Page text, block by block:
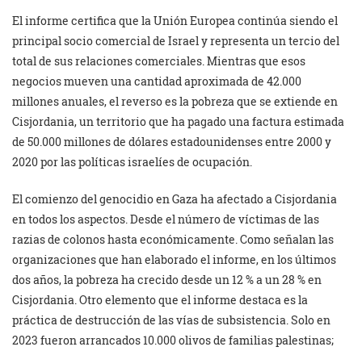
El informe certifica que la Unión Europea continúa siendo el
principal socio comercial de Israel y representa un tercio del
total de sus relaciones comerciales. Mientras que esos
negocios mueven una cantidad aproximada de 42.000
millones anuales, el reverso es la pobreza que se extiende en
Cisjordania, un territorio que ha pagado una factura estimada
de 50.000 millones de dólares estadounidenses entre 2000 y
2020 por las políticas israelíes de ocupación.
El comienzo del genocidio en Gaza ha afectado a Cisjordania
en todos los aspectos. Desde el número de víctimas de las
razias de colonos hasta económicamente. Como señalan las
organizaciones que han elaborado el informe, en los últimos
dos años, la pobreza ha crecido desde un 12 % a un 28 % en
Cisjordania. Otro elemento que el informe destaca es la
práctica de destrucción de las vías de subsistencia. Solo en
2023 fueron arrancados 10.000 olivos de familias palestinas;